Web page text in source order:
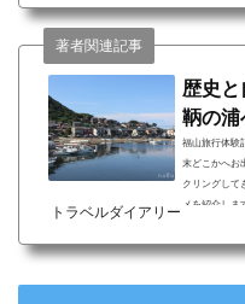
いものがいっ
歴史
鞆の浦
福山旅行体験
末どこかへお
クリングして
メを紹介し
き感じる町並
る観光地。ジ
トラベルダイアリー
著者関連記事